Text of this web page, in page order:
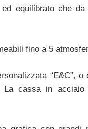
equilibrato che
fino a 5
“E&C”,
La cassa in